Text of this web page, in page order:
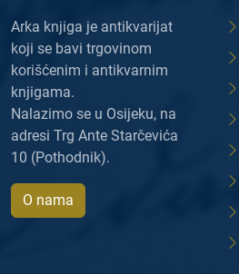
Arka knjiga je antikvarijat
koji se bavi trgovinom
korišćenim i antikvarnim
knjigama.
Nalazimo se u Osijeku, na
adresi Trg Ante Starčevića
10 (Pothodnik).
O nama